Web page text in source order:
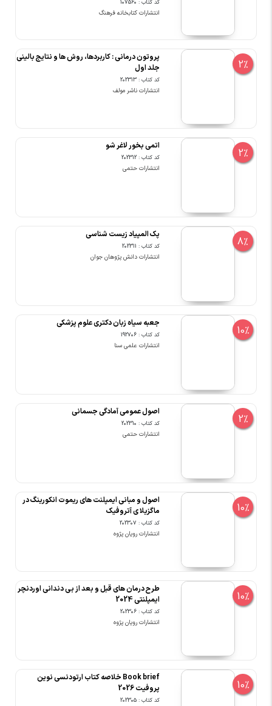
کد کتاب : 107560
انتشارات کتابخانه فرهنگ
2%
پروتون درمانی : کاربردها، روش ها و نتایج بالینی
جلد اول
کد کتاب : 202313
انتشارات ناشر مولف
2%
اتمی بخور لاغر شو
کد کتاب : 202312
انتشارات حتمی
8%
پک المپیاد زیست شناسی
کد کتاب : 202311
انتشارات دانش پژوهان جوان
10%
جعبه سیاه زبان دکتری علوم پزشکی
کد کتاب : 192706
انتشارات علمی سنا
2%
اصول عمومی آمادگی جسمانی
کد کتاب : 202310
انتشارات حتمی
10%
اصول و مبانی ایمپلنت های ریموت انکورینگ در
ماگزیلا ی آتروفیک
کد کتاب : 202307
انتشارات رویان پژوه
10%
طرح درمان های قبل و بعد از بی دندانی اوردنچر
ایمپلنتی 2024
کد کتاب : 202306
انتشارات رویان پژوه
10%
Book brief خلاصه کتاب ارتودنسی نوین
پروفیت 2026
کد کتاب : 202305